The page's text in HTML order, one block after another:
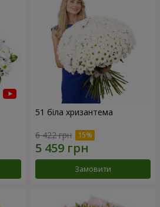
51 біла хризантема
6 422 грн
Замовити